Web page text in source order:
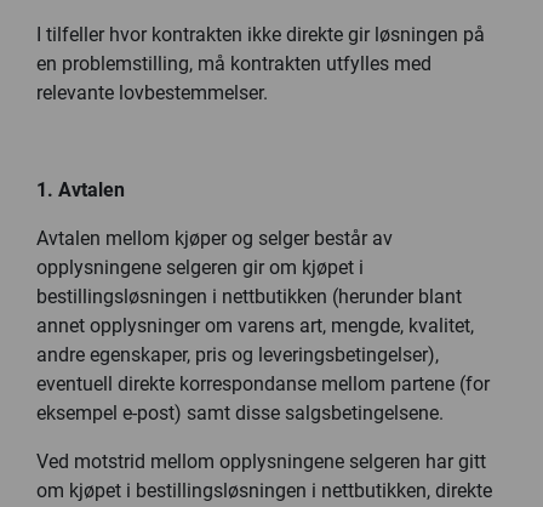
I tilfeller hvor kontrakten ikke direkte gir løsningen på
en problemstilling, må kontrakten utfylles med
relevante lovbestemmelser.
1. Avtalen
Avtalen mellom kjøper og selger består av
opplysningene selgeren gir om kjøpet i
bestillingsløsningen i nettbutikken (herunder blant
annet opplysninger om varens art, mengde, kvalitet,
andre egenskaper, pris og leveringsbetingelser),
eventuell direkte korrespondanse mellom partene (for
eksempel e-post) samt disse salgsbetingelsene.
Ved motstrid mellom opplysningene selgeren har gitt
om kjøpet i bestillingsløsningen i nettbutikken, direkte